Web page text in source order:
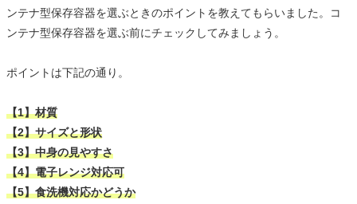
ンテナ型保存容器を選ぶときのポイントを教えてもらいました。コ
ンテナ型保存容器を選ぶ前にチェックしてみましょう。
ポイントは下記の通り。
【1】材質
【2】サイズと形状
【3】中身の見やすさ
【4】電子レンジ対応可
【5】食洗機対応かどうか